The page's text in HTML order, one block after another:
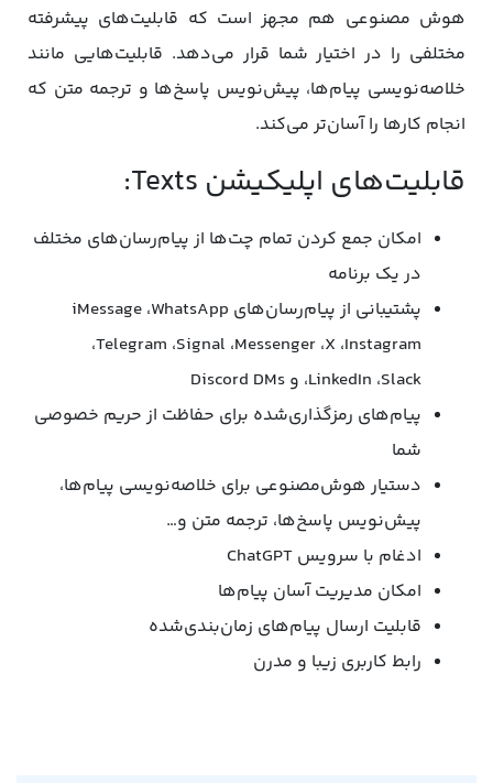
هوش‌ مصنوعی هم مجهز است که قابلیت‌های پیشرفته
مختلفی را در اختیار شما قرار می‌دهد. قابلیت‌هایی مانند
خلاصه‌نویسی پیام‌ها، پیش‌نویس پاسخ‌ها و ترجمه متن که
انجام کارها را آسان‌تر می‌کند.
قابلیت‌های اپلیکیشن Texts:
امکان جمع کردن تمام چت‌ها از پیام‌رسان‌های مختلف
در یک برنامه
پشتیبانی از پیام‌رسان‌های iMessage ،WhatsApp
،Telegram ،Signal ،Messenger ،X ،Instagram
،LinkedIn ،Slack و Discord DMs
پیام‌های رمزگذاری‌شده برای حفاظت از حریم خصوصی
شما
دستیار هوش‌مصنوعی برای خلاصه‌نویسی پیام‌ها،
پیش‌نویس پاسخ‌ها، ترجمه متن و…
ادغام با سرویس ChatGPT
امکان مدیریت آسان پیام‌ها
قابلیت ارسال پیام‌های زمان‌بندی‌شده
رابط کاربری زیبا و مدرن